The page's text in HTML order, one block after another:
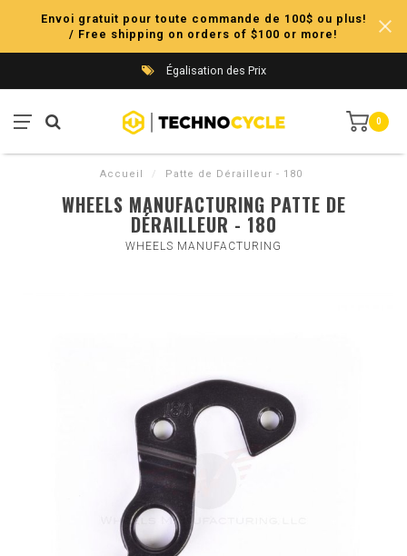
Envoi gratuit pour toute commande de 100$ ou plus!
/ Free shipping on orders of $100 or more!
Égalisation des Prix
0
Accueil / Patte de Dérailleur - 180
WHEELS MANUFACTURING PATTE DE
DÉRAILLEUR - 180
WHEELS MANUFACTURING